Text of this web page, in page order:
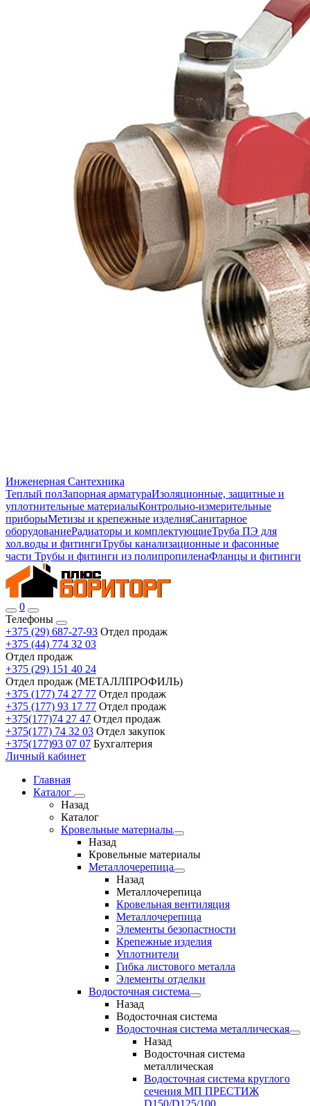
Инженерная Сантехника
Теплый полЗапорная арматураИзоляционные, защитные и
уплотнительные материалыКонтрольно-измерительные
приборыМетизы и крепежные изделияСанитарное
оборудованиеРадиаторы и комплектующиеТруба ПЭ для
хол.воды и фитингиТрубы канализационные и фасонные
части Трубы и фитинги из полипропиленаФланцы и фитинги
0
Телефоны
+375 (29) 687-27-93 Отдел продаж
+375 (44) 774 32 03
Отдел продаж
+375 (29) 151 40 24
Отдел продаж (МЕТАЛЛПРОФИЛЬ)
+375 (177) 74 27 77 Отдел продаж
+375 (177) 93 17 77 Отдел продаж
+375(177)74 27 47 Отдел продаж
+375(177) 74 32 03 Отдел закупок
+375(177)93 07 07 Бухгалтерия
Личный кабинет
Главная
Каталог
Назад
Каталог
Кровельные материалы
Назад
Кровельные материалы
Металлочерепица
Назад
Металлочерепица
Кровельная вентиляция
Металлочерепица
Элементы безопастности
Крепежные изделия
Уплотнители
Гибка листового металла
Элементы отделки
Водосточная система
Назад
Водосточная система
Водосточная система металлическая
Назад
Водосточная система
металлическая
Водосточная система круглого
сечения МП ПРЕСТИЖ
D150/D125/100